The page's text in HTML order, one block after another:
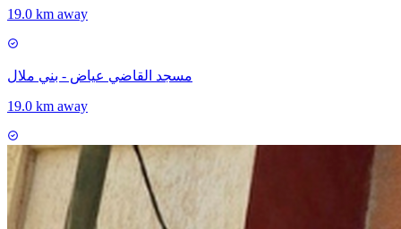
19.0 km away
مسجد القاضي عياض - بني ملال
19.0 km away